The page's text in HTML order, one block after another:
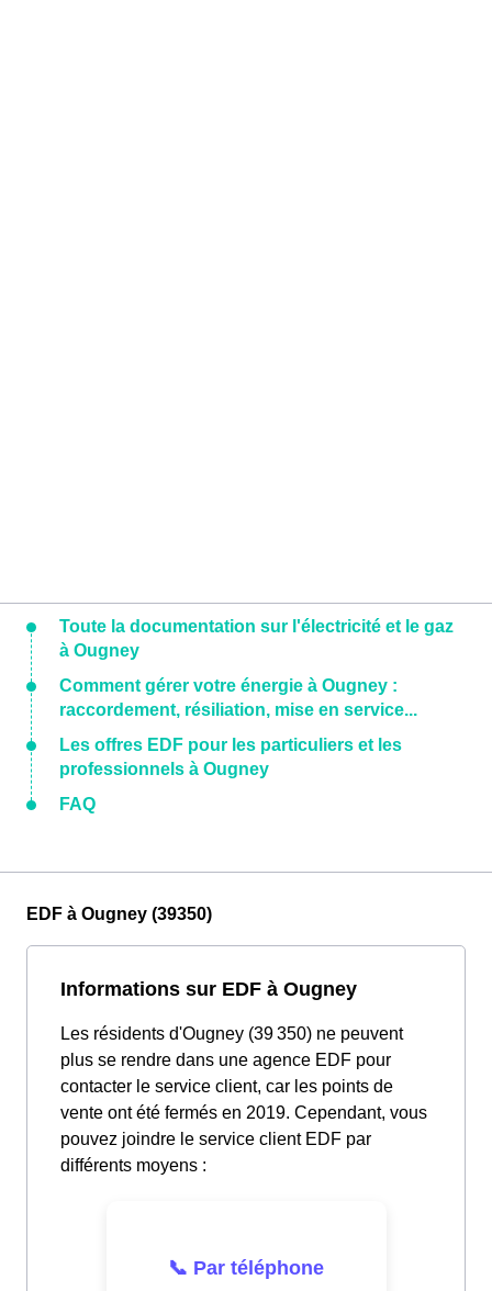
Toute la documentation sur l'électricité et le gaz
à Ougney
Comment gérer votre énergie à Ougney :
raccordement, résiliation, mise en service...
Les offres EDF pour les particuliers et les
professionnels à Ougney
FAQ
EDF à Ougney (39350)
Informations sur EDF à Ougney
Les résidents d'Ougney (39 350) ne peuvent
plus se rendre dans une agence EDF pour
contacter le service client, car les points de
vente ont été fermés en 2019. Cependant, vous
pouvez joindre le service client EDF par
différents moyens :
📞 Par téléphone